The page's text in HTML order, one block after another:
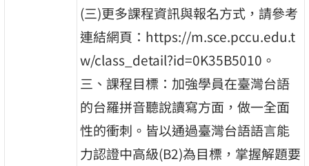
(三)更多課程資訊與報名方式，請參考
連結網頁：https://m.sce.pccu.edu.t
w/class_detail?id=0K35B5010。
三、課程目標：加強學員在臺灣台語
的台羅拼音聽說讀寫方面，做一全面
性的衝刺。皆以通過臺灣台語語言能
力認證中高級(B2)為目標，掌握解題要